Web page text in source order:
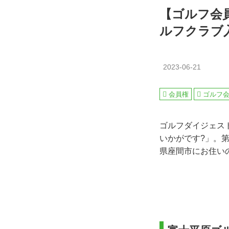
【ゴルフ
ルフクラブ
2023-06-21
会員権 ゴルフ
ゴルフダイジェス
いかがです?」。
県座間市にお住い